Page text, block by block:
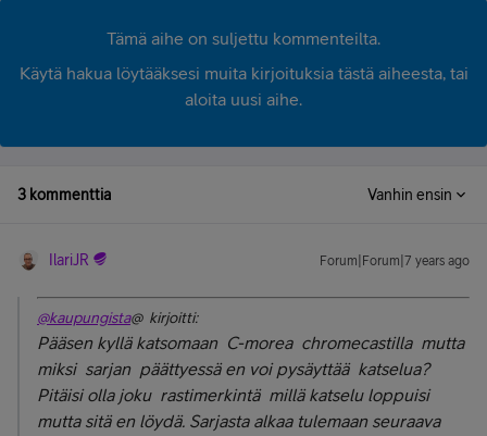
Tämä aihe on suljettu kommenteilta.
Käytä hakua löytääksesi muita kirjoituksia tästä aiheesta, tai
aloita uusi aihe.
3 kommenttia Vanhin ensin
IlariJR Forum|Forum|7 years ago
@kaupungista@ kirjoitti:
Pääsen kyllä katsomaan C-morea chromecastilla mutta
miksi sarjan päättyessä en voi pysäyttää katselua?
Pitäisi olla joku rastimerkintä millä katselu loppuisi
mutta sitä en löydä. Sarjasta alkaa tulemaan seuraava